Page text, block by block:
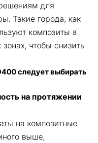
для
Такие города, как
композиты в
чтобы снизить
следует выбирать
на протяжении
на композитные
выше,